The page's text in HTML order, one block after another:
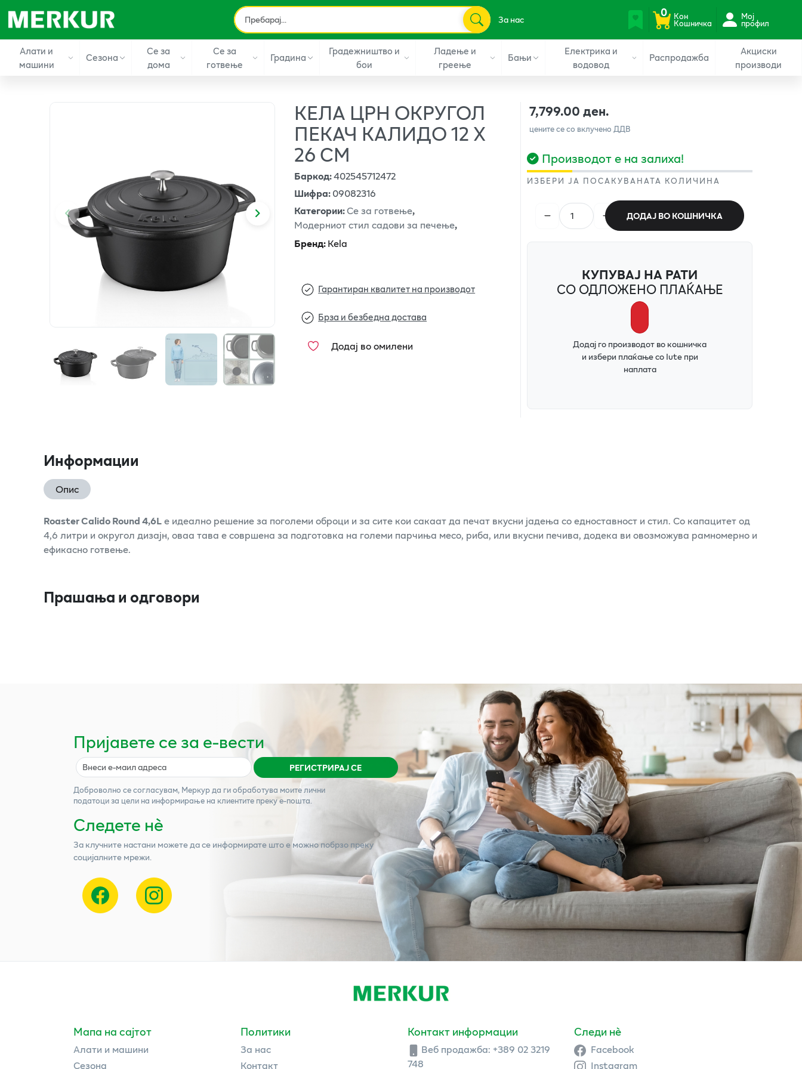
За нас 0 Кон
Кошничка
Мој
профил
Алати и
машини
Сезона
Се за
дома
Се за
готвење
Градина
Градежништво и
бои
Ладење и
греење
Бањи
Електрика и
водовод
Распродажба
Акциски
производи
КЕЛА ЦРН ОКРУГОЛ
ПЕКАЧ КАЛИДО 12 Х
26 СМ
Баркод:402545712472
Шифра:09082316
Категории:Се за готвење,
Модерниот стил садови за печење,
Бренд:Kela
Гарантиран квалитет на производот
Брза и безбедна достава
Додај во омилени
7,799.00 ден.
цените се со вклучено ДДВ
Производот е на залиха!
ИЗБЕРИ ЈА ПОСАКУВАНАТА КОЛИЧИНА
ДОДАЈ ВО КОШНИЧКА
КУПУВАЈ НА РАТИ
СО ОДЛОЖЕНО ПЛАЌАЊЕ
Додај го производот во кошничка
и избери плаќање со Iute при
наплата
Информации
Опис
Roaster Calido Round 4,6Lе идеално решение за поголеми оброци и за сите кои сакаат да печат вкусни јадења со едноставност и стил. Со капацитет од
4,6 литри и округол дизајн, оваа тава е совршена за подготовка на големи парчиња месо, риба, или вкусни печива, додека ви овозможува рамномерно и
ефикасно готвење.
Прашања и одговори
Пријавете се за е-вести
РЕГИСТРИРАЈ СЕ
Доброволно се согласувам, Меркурда ги обработува моите лични
податоци за цели на информирање на клиентите преку е-пошта.
Следете нѐ
За клучните настани можете да се информирате што е можно побрзо преку
социјалните мрежи.
Мапа на сајтот
Алати и машини
Сезона
Политики
За нас
Контакт
Контакт информации
Веб продажба: +389 02 3219
748
Следи нè
Facebook
Instagram